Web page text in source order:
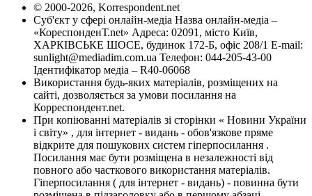
© 2000-2026, Korrespondent.net
Суб'єкт у сфері онлайн-медіа Назва онлайн-медіа –
«КореспонденТ.net» Адреса: 02091, місто Київ,
ХАРКІВСЬКЕ ШОСЕ, будинок 172-Б, офіс 208/1 E-mail:
sunlight@mediadim.com.ua Телефон: 044-205-43-00
Ідентифікатор медіа – R40-06068
Використання будь-яких матеріалів, розміщених на
сайті, дозволяється за умови посилання на
Корреспондент.net.
При копіюванні матеріалів зі сторінки « Новини України
і світу» , для інтернет - видань - обов'язкове пряме
відкрите для пошукових систем гіперпосилання .
Посилання має бути розміщена в незалежності від
повного або часткового використання матеріалів.
Гіперпосилання ( для інтернет - видань) - повинна бути